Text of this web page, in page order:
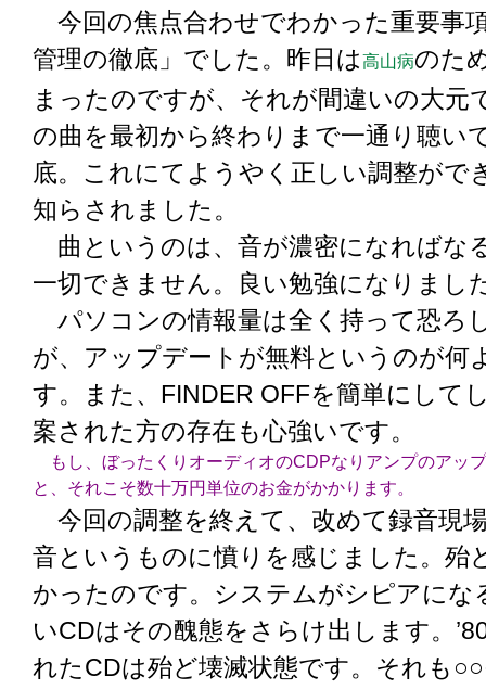
今回の焦点合わせでわかった重要事
管理の徹底」でした。昨日は高山病のた
まったのですが、それが間違いの大元
の曲を最初から終わりまで一通り聴い
底。これにてようやく正しい調整がで
知らされました。
曲というのは、音が濃密になればな
一切できません。良い勉強になりまし
パソコンの情報量は全く持って恐ろ
が、アップデートが無料というのが何
す。また、FINDER OFFを簡単にして
案された方の存在も心強いです。
もし、ぼったくりオーディオのCDPなりアンプのアッ
と、それこそ数十万円単位のお金がかかります。
今回の調整を終えて、改めて録音現
音というものに憤りを感じました。殆
かったのです。システムがシピアにな
いCDはその醜態をさらけ出します。
れたCDは殆ど壊滅状態です。それも